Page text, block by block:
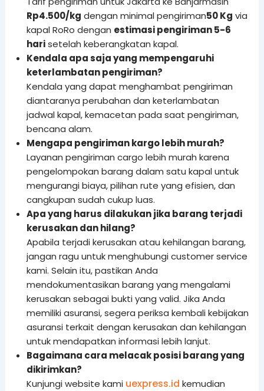
Rp4.500/kg dengan minimal pengiriman50 Kg via
kapal RoRo dengan estimasi pengiriman 5-6
harisetelah keberangkatan kapal.
Kendala apa saja yang mempengaruhi
keterlambatan pengiriman?
Kendala yang dapat menghambat pengiriman
diantaranya perubahan dan keterlambatan
jadwal kapal, kemacetan pada saat pengiriman,
bencana alam.
Mengapa pengiriman kargo lebih murah?
Layanan pengiriman cargo lebih murah karena
pengelompokan barang dalam satu kapal untuk
mengurangi biaya, pilihan rute yang efisien, dan
cangkupan sudah cukup luas.
Apa yang harus dilakukan jika barang terjadi
kerusakan dan hilang?
Apabila terjadi kerusakan atau kehilangan barang,
jangan ragu untuk menghubungi customer service
kami. Selain itu, pastikan Anda
mendokumentasikan barang yang mengalami
kerusakan sebagai bukti yang valid. Jika Anda
memiliki asuransi, segera periksa kembali kebijakan
asuransi terkait dengan kerusakan dan kehilangan
untuk mendapatkan informasi lebih lanjut.
Bagaimana cara melacak posisi barang yang
dikirimkan?
Kunjungi website kami uexpress.id kemudian